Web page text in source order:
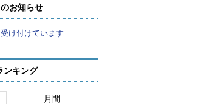
お知らせ
け付けています
ンキング
月間